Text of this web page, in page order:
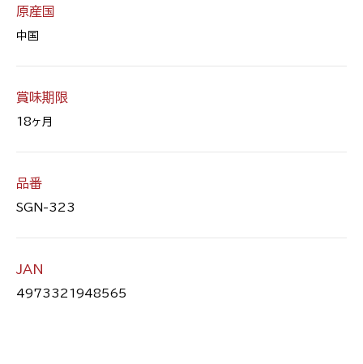
原産国
中国
賞味期限
18ヶ月
品番
SGN-323
JAN
4973321948565